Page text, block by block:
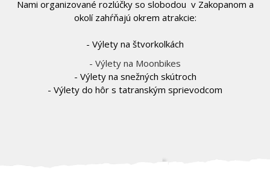
Nami organizované rozlúčky so slobodou v Zakopanom a
okolí zahŕňajú okrem atrakcie:
- Výlety na štvorkolkách
- Výlety na Moonbikes
- Výlety na snežných skútroch
- Výlety do hôr s tatranským sprievodcom